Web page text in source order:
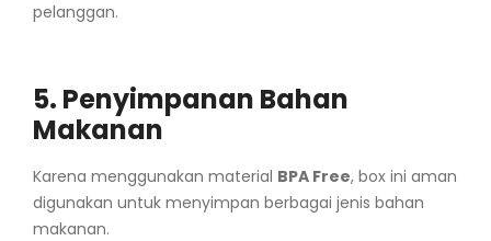
pelanggan.
5. Penyimpanan Bahan
Makanan
Karena menggunakan material BPA Free, box ini aman
digunakan untuk menyimpan berbagai jenis bahan
makanan.